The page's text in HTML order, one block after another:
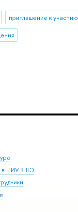
приглашение к участию
в НИУ ВШЭ